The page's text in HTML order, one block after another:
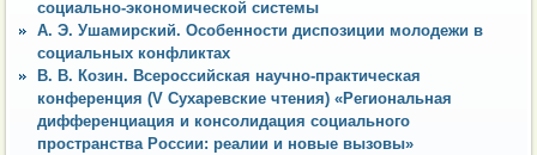
социально-экономической системы
А. Э. Ушамирский. Особенности диспозиции молодежи в
социальных конфликтах
В. В. Козин. Всероссийская научно-практическая
конференция (V Сухаревские чтения) «Региональная
дифференциация и консолидация социального
пространства России: реалии и новые вызовы»